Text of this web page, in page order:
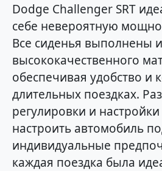
Dodge Challenger SRT
себе невероятную
Все сиденья выполнены
высококачественного
обеспечивая удобство и
длительных поездках.
регулировки и
настроить автомобиль
индивидуальные
каждая поездка была